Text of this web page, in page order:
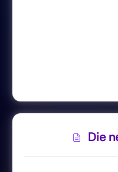
Die